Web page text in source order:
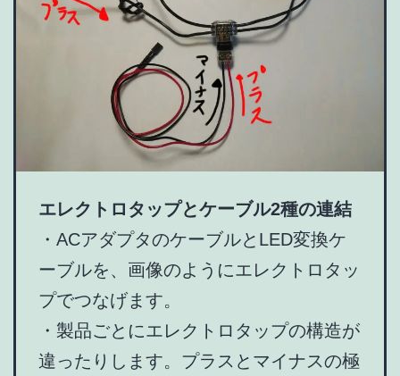
エレクトロタップとケーブル2種の連結
・ACアダプタのケーブルとLED変換ケ
ーブルを、画像のようにエレクトロタッ
プでつなげます。
・製品ごとにエレクトロタップの構造が
違ったりします。プラスとマイナスの極